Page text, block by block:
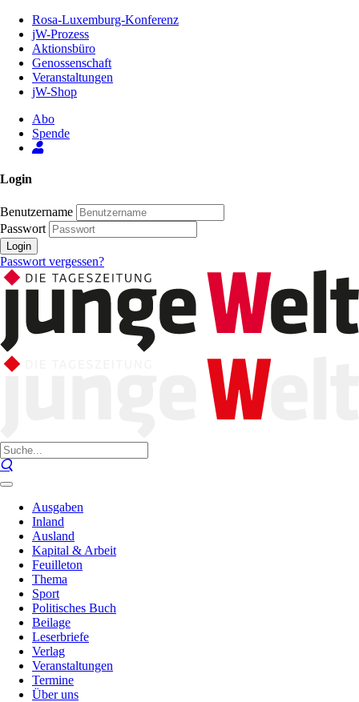
Inhalt
Seite
Rosa-Luxemburg-Konferenz
jW-Prozess
Aktionsbüro
Genossenschaft
Veranstaltungen
jW-Shop
Abo
Spende
Login
Benutzername
Passwort
Login
Passwort vergessen?
Ausgaben
Inland
Ausland
Kapital & Arbeit
Feuilleton
Thema
Sport
Politisches Buch
Beilage
Leserbriefe
Verlag
Veranstaltungen
Termine
Über uns